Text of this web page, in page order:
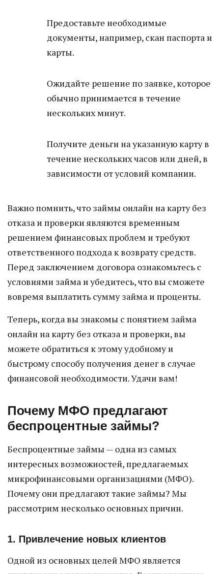
Предоставьте необходимые
документы, например, скан паспорта и
карты.
Ожидайте решение по заявке, которое
обычно принимается в течение
нескольких минут.
Получите деньги на указанную карту в
течение нескольких часов или дней, в
зависимости от условий компании.
Важно помнить, что займы онлайн на карту без
отказа и проверки являются временным
решением финансовых проблем и требуют
ответственного подхода к возврату средств.
Перед заключением договора ознакомьтесь с
условиями займа и убедитесь, что вы сможете
вовремя выплатить сумму займа и проценты.
Теперь, когда вы знакомы с понятием займа
онлайн на карту без отказа и проверки, вы
можете обратиться к этому удобному и
быстрому способу получения денег в случае
финансовой необходимости. Удачи вам!
Почему МФО предлагают
беспроцентные займы?
Беспроцентные займы — одна из самых
интересных возможностей, предлагаемых
микрофинансовыми организациями (МФО).
Почему они предлагают такие займы? Мы
рассмотрим несколько основных причин.
1. Привлечение новых клиентов
Одной из основных целей МФО является